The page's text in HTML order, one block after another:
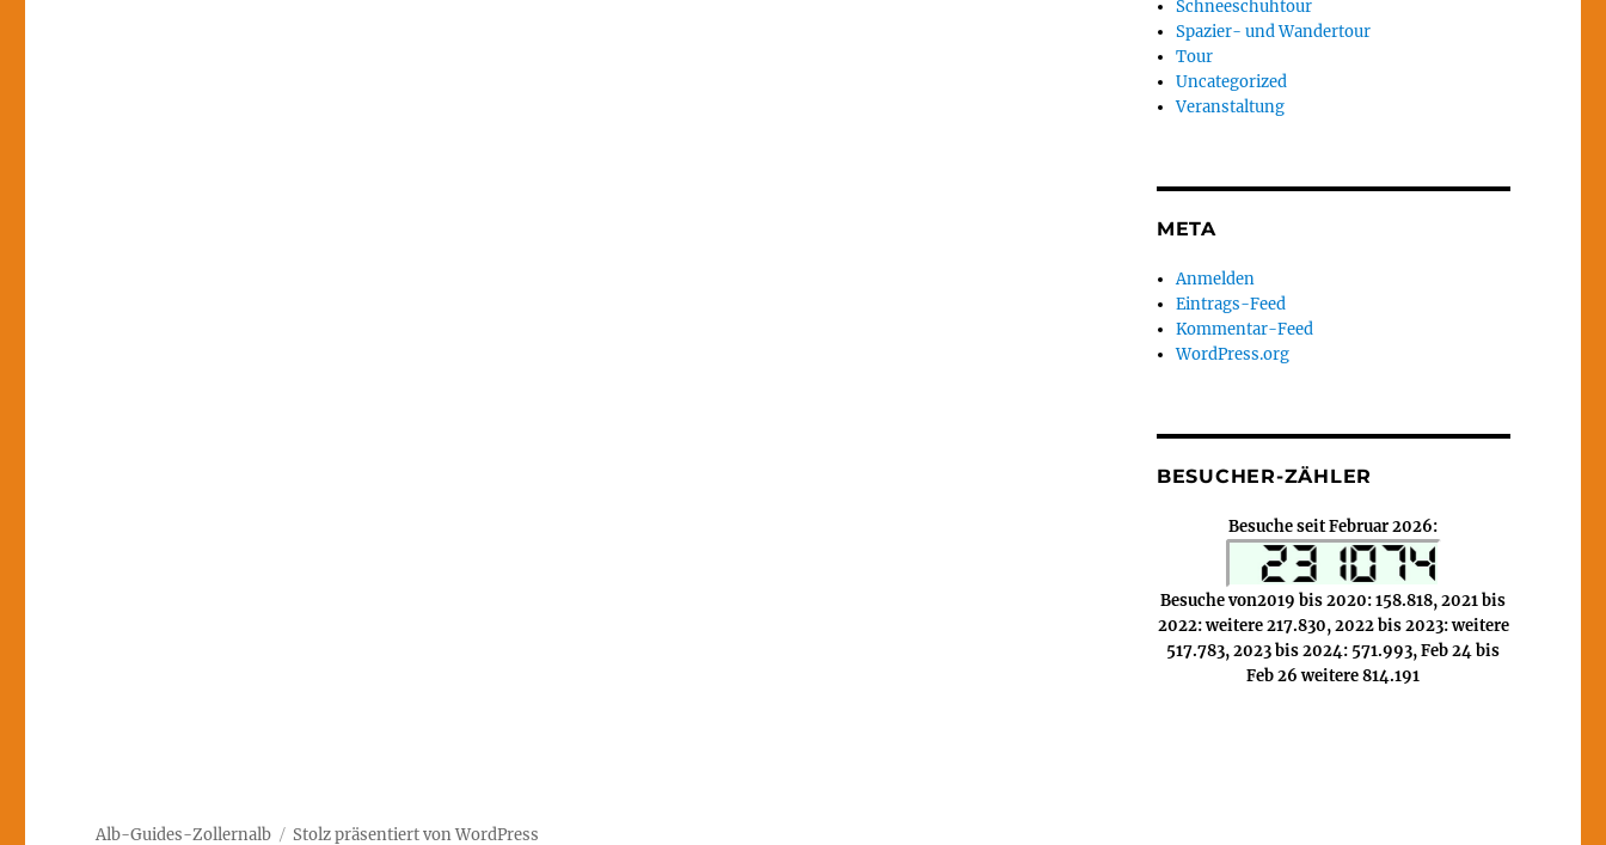
Schneeschuhtour
Spazier- und Wandertour
Tour
Uncategorized
Veranstaltung
META
Anmelden
Eintrags-Feed
Kommentar-Feed
WordPress.org
BESUCHER-ZÄHLER
Besuche seit Februar 2026:
Besuche von2019 bis 2020: 158.818, 2021 bis
2022: weitere 217.830, 2022 bis 2023: weitere
517.783, 2023 bis 2024: 571.993, Feb 24 bis
Feb 26 weitere 814.191
Alb-Guides-Zollernalb Stolz präsentiert von WordPress